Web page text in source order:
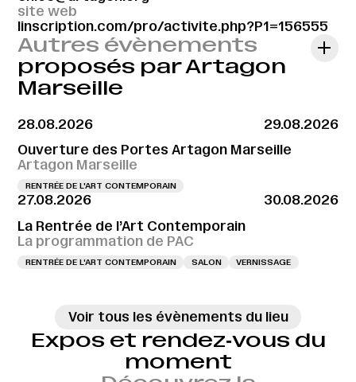
site web
linscription.com/pro/activite.php?P1=156555
Autres évènements
proposés par Artagon
Marseille
28.08.2026
29.08.2026
Ouverture des Portes Artagon Marseille
Artagon Marseille
RENTRÉE DE L'ART CONTEMPORAIN
27.08.2026
30.08.2026
La Rentrée de l’Art Contemporain
La programmation de PAC
RENTRÉE DE L'ART CONTEMPORAIN SALON VERNISSAGE
Voir tous les évènements du lieu
Expos et rendez‑vous du
moment